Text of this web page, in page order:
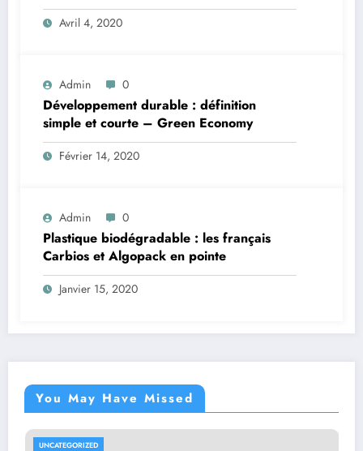
Avril 4, 2020
Admin 0
Développement durable : définition
simple et courte – Green Economy
Février 14, 2020
Admin 0
Plastique biodégradable : les français
Carbios et Algopack en pointe
Janvier 15, 2020
You May Have Missed
UNCATEGORIZED